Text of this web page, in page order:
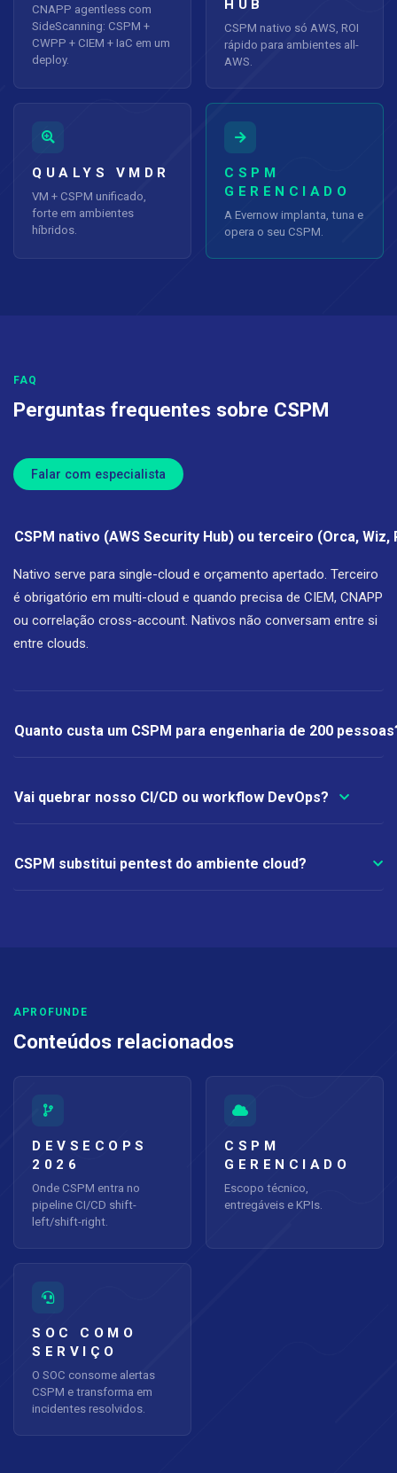
CNAPP agentless com
SideScanning: CSPM +
CWPP + CIEM + IaC em um
deploy.
HUB
CSPM nativo só AWS, ROI
rápido para ambientes all-
AWS.
QUALYS VMDR
VM + CSPM unificado,
forte em ambientes
híbridos.
CSPM
GERENCIADO
A Evernow implanta, tuna e
opera o seu CSPM.
FAQ
Perguntas frequentes sobre CSPM
Falar com especialista
CSPM nativo (AWS Security Hub) ou terceiro (Orca, Wiz,
Nativo serve para single-cloud e orçamento apertado. Terceiro
é obrigatório em multi-cloud e quando precisa de CIEM, CNAPP
ou correlação cross-account. Nativos não conversam entre si
entre clouds.
Quanto custa um CSPM para engenharia de 200
Vai quebrar nosso CI/CD ou workflow DevOps?
CSPM substitui pentest do ambiente cloud?
APROFUNDE
Conteúdos relacionados
DEVSECOPS
2026
Onde CSPM entra no
pipeline CI/CD shift-
left/shift-right.
CSPM
GERENCIADO
Escopo técnico,
entregáveis e KPIs.
SOC COMO
SERVIÇO
O SOC consome alertas
CSPM e transforma em
incidentes resolvidos.